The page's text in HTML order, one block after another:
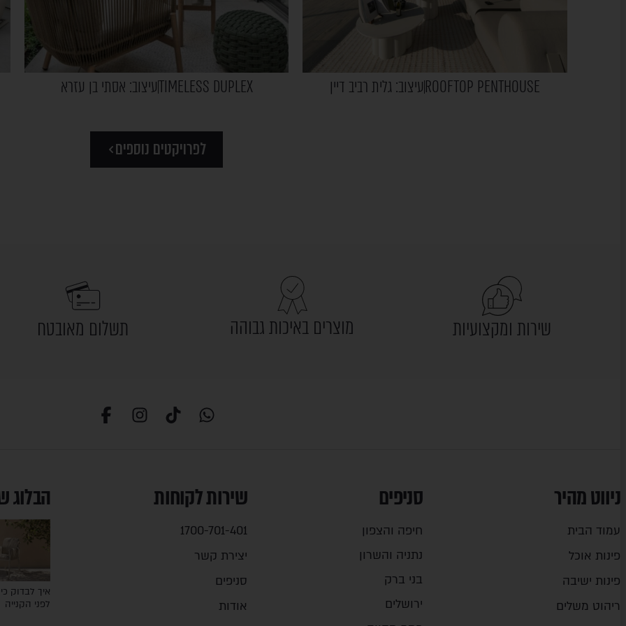
ROOFTOP PENTHOUSEעיצוב: גלית רביב דיין TIMELESS DUPLEXעיצוב: אסתי בן עזרא
לפרויקטים נוספים
שירות ומקצועיות מוצרים באיכות גבוהה תשלום מאובטח
ניווט מהיר
עמוד הבית
פינות אוכל
פינות ישיבה
ריהוט משלים
סניפים
חיפה והצפון
נתניה והשרון
בני ברק
ירושלים
שירות לקוחות
1700-701-401
יצירת קשר
סניפים
אודות
הבלוג
איך לבדוק
לפני הקנייה